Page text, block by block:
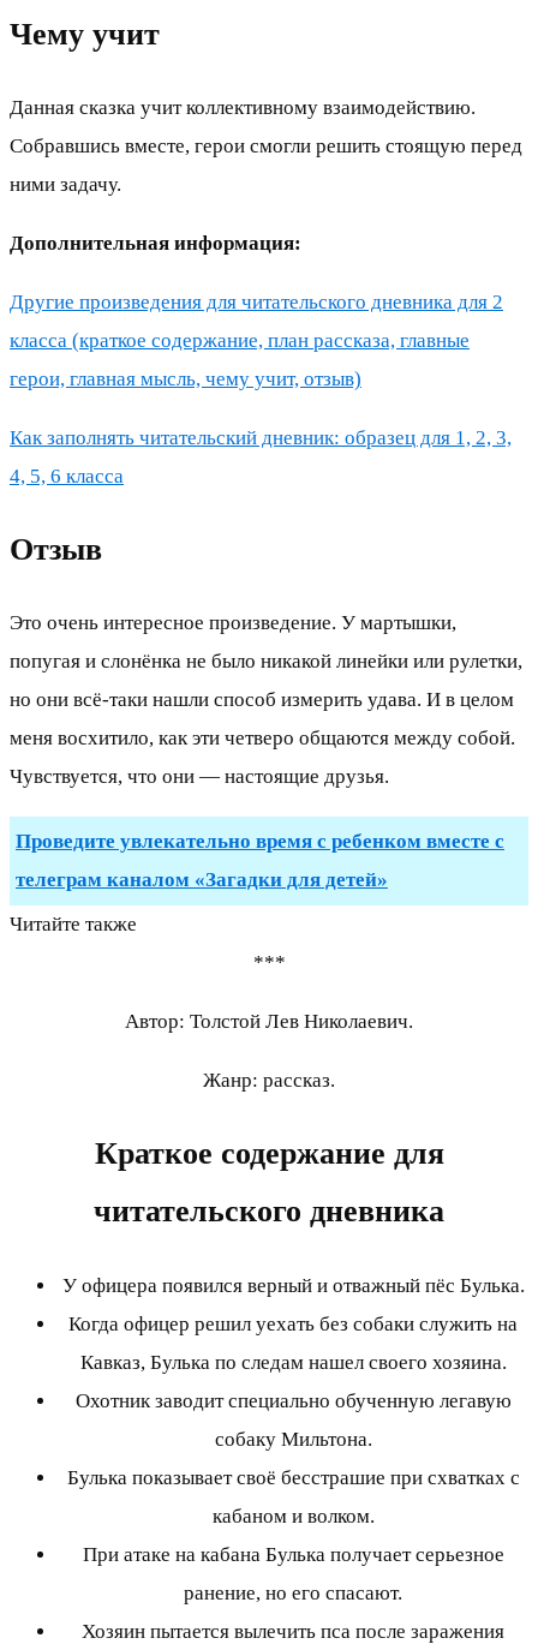
Чему учит
Данная сказка учит коллективному взаимодействию.
Собравшись вместе, герои смогли решить стоящую перед
ними задачу.
Дополнительная информация:
Другие произведения для читательского дневника для 2
класса (краткое содержание, план рассказа, главные
герои, главная мысль, чему учит, отзыв)
Как заполнять читательский дневник: образец для 1, 2, 3,
4, 5, 6 класса
Отзыв
Это очень интересное произведение. У мартышки,
попугая и слонёнка не было никакой линейки или рулетки,
но они всё-таки нашли способ измерить удава. И в целом
меня восхитило, как эти четверо общаются между собой.
Чувствуется, что они — настоящие друзья.
Проведите увлекательно время с ребенком вместе с
телеграм каналом «Загадки для детей»
Читайте также
***
Автор: Толстой Лев Николаевич.
Жанр: рассказ.
Краткое содержание для
читательского дневника
У офицера появился верный и отважный пёс Булька.
Когда офицер решил уехать без собаки служить на
Кавказ, Булька по следам нашел своего хозяина.
Охотник заводит специально обученную легавую
собаку Мильтона.
Булька показывает своё бесстрашие при схватках с
кабаном и волком.
При атаке на кабана Булька получает серьезное
ранение, но его спасают.
Хозяин пытается вылечить пса после заражения